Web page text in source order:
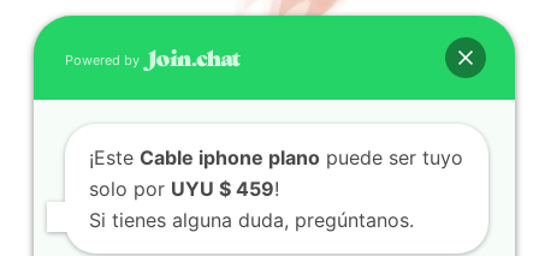
CONTACTO
(598) 099 466 212
correo@ferreami.com.uy
Facebook
Instagram
Powered by
¡Este Cable iphone plano puede ser tuyo
solo por UYU $ 459!
Si tienes alguna duda, pregúntanos.